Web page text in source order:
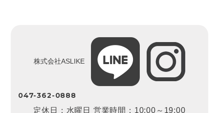
株式会社ASLIKE
047-362-0888
定休日：水曜日 営業時間：10:00～19:00